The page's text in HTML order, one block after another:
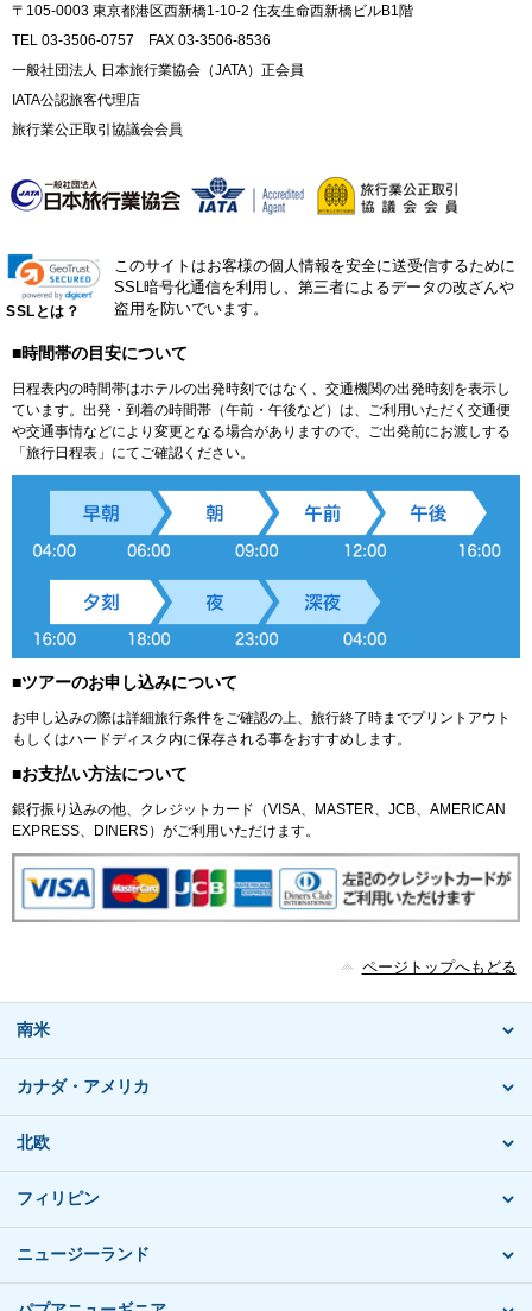
〒105-0003 東京都港区西新橋1-10-2 住友生命西新橋ビルB1階
TEL 03-3506-0757 FAX 03-3506-8536
一般社団法人 日本旅行業協会（JATA）正会員
IATA公認旅客代理店
旅行業公正取引協議会会員
SSLとは？
このサイトはお客様の個人情報を安全に送受信するために
SSL暗号化通信を利用し、第三者によるデータの改ざんや
盗用を防いでいます。
■時間帯の目安について
日程表内の時間帯はホテルの出発時刻ではなく、交通機関の出発時刻を表示し
ています。出発・到着の時間帯（午前・午後など）は、ご利用いただく交通便
や交通事情などにより変更となる場合がありますので、ご出発前にお渡しする
「旅行日程表」にてご確認ください。
■ツアーのお申し込みについて
お申し込みの際は詳細旅行条件をご確認の上、旅行終了時までプリントアウト
もしくはハードディスク内に保存される事をおすすめします。
■お支払い方法について
銀行振り込みの他、クレジットカード（VISA、MASTER、JCB、AMERICAN
EXPRESS、DINERS）がご利用いただけます。
ページトップへもどる
南米
カナダ・アメリカ
北欧
フィリピン
ニュージーランド